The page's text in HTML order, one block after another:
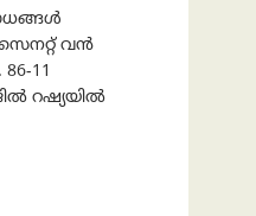
വൻ
11
റഷ്യയിൽ